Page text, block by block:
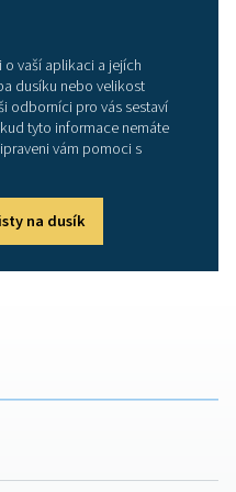
cílů v oblasti energetické
produkuje dusík s
dvoustupňový proces
vzduchu než běžný